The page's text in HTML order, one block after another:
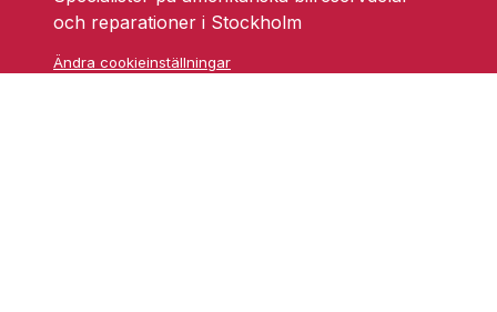
och reparationer i Stockholm
Ändra cookieinställningar